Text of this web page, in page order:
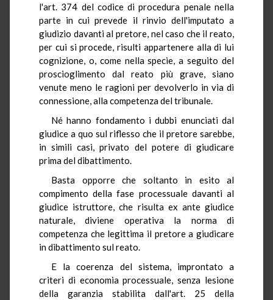
l'art. 374 del codice di procedura penale nella
parte in cui prevede il rinvio dell'imputato a
giudizio davanti al pretore, nel caso che il reato,
per cui si procede, risulti appartenere alla di lui
cognizione, o, come nella specie, a seguito del
proscioglimento dal reato più grave, siano
venute meno le ragioni per devolverlo in via di
connessione, alla competenza del tribunale.
Né hanno fondamento i dubbi enunciati dal
giudice a quo sul riflesso che il pretore sarebbe,
in simili casi, privato del potere di giudicare
prima del dibattimento.
Basta opporre che soltanto in esito al
compimento della fase processuale davanti al
giudice istruttore, che risulta ex ante giudice
naturale, diviene operativa la norma di
competenza che legittima il pretore a giudicare
in dibattimento sul reato.
E la coerenza del sistema, improntato a
criteri di economia processuale, senza lesione
della garanzia stabilita dall'art. 25 della